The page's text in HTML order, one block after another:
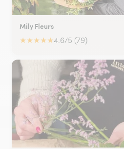
Mily Fleurs
★★★★★4.6/5 (79)